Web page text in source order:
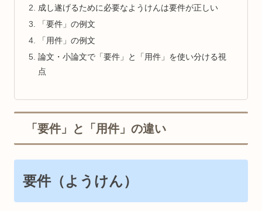
成し遂げるために必要なようけんは要件が正しい
「要件」の例文
「用件」の例文
論文・小論文で「要件」と「用件」を使い分ける視
点
「要件」と「用件」の違い
要件（ようけん）